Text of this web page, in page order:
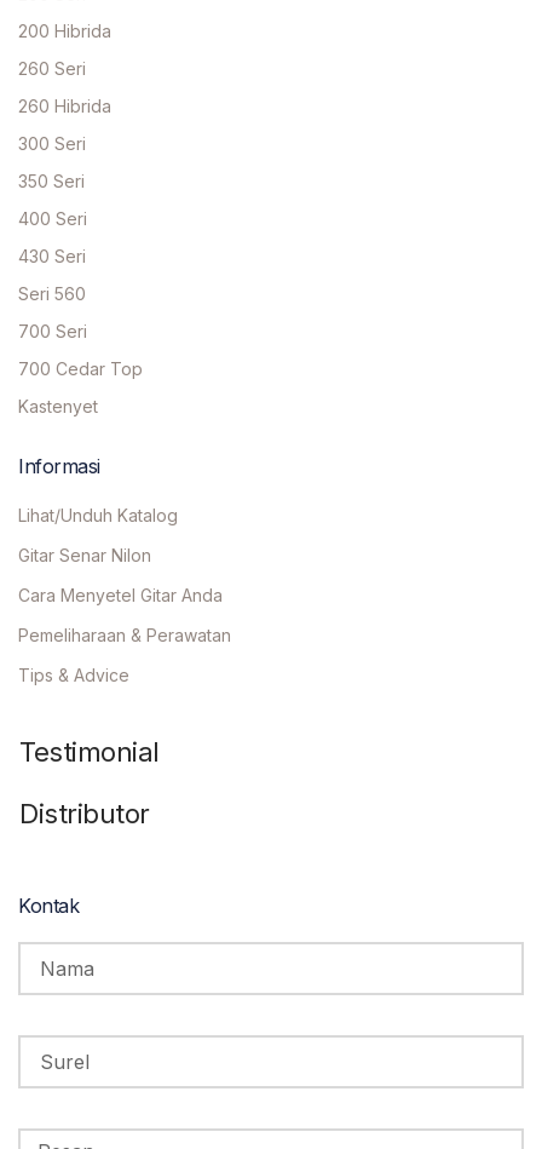
200 Hibrida
260 Seri
260 Hibrida
300 Seri
350 Seri
400 Seri
430 Seri
Seri 560
700 Seri
700 Cedar Top
Kastenyet
Informasi
Lihat/Unduh Katalog
Gitar Senar Nilon
Cara Menyetel Gitar Anda
Pemeliharaan & Perawatan
Tips & Advice
Testimonial
Distributor
Kontak